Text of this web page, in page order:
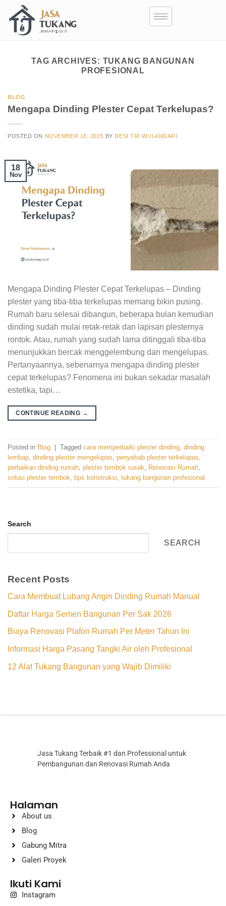
TAG ARCHIVES: TUKANG BANGUNAN
PROFESIONAL
BLOG
Mengapa Dinding Plester Cepat Terkelupas?
POSTED ON NOVEMBER 18, 2025 BY DESI TRI WULANDARI
18
Nov
Mengapa Dinding Plester Cepat Terkelupas – Dinding
plester yang tiba-tiba terkelupas memang bikin pusing.
Rumah baru selesai dibangun, beberapa bulan kemudian
dinding sudah mulai retak-retak dan lapisan plesternya
rontok. Atau, rumah yang sudah lama ditinggali tiba-tiba
menunjukkan bercak menggelembung dan mengelupas.
Pertanyaannya, sebenarnya mengapa dinding plester
cepat terkelupas? Fenomena ini bukan sekadar masalah
estetika, tapi…
CONTINUE READING →
Posted in Blog Tagged cara memperbaiki plester dinding, dinding
lembap, dinding plester mengelupas, penyebab plester terkelupas,
perbaikan dinding rumah, plester tembok rusak, Renovasi Rumah,
solusi plester tembok, tips konstruksi, tukang bangunan profesional
Search
SEARCH
Recent Posts
Cara Membuat Lubang Angin Dinding Rumah Manual
Daftar Harga Semen Bangunan Per Sak 2026
Biaya Renovasi Plafon Rumah Per Meter Tahun Ini
Informasi Harga Pasang Tangki Air oleh Profesional
12 Alat Tukang Bangunan yang Wajib Dimiliki
Jasa Tukang Terbaik #1 dan Professional untuk
Pembangunan dan Renovasi Rumah Anda
Halaman
About us
Blog
Gabung Mitra
Galeri Proyek
Ikuti Kami
Instagram